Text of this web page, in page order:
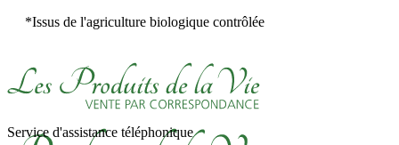
*Issus de l'agriculture biologique contrôlée
Service d'assistance téléphonique